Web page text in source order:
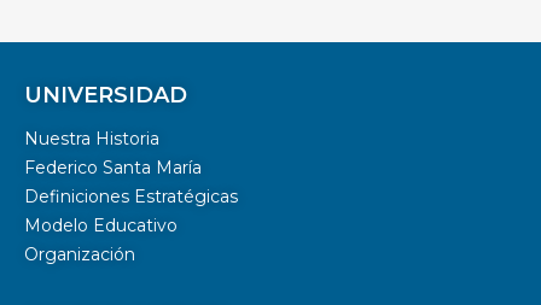
UNIVERSIDAD
Nuestra Historia
Federico Santa María
Definiciones Estratégicas
Modelo Educativo
Organización